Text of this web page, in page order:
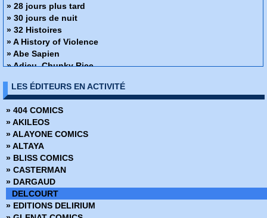
» 28 jours plus tard
» 30 jours de nuit
» 32 Histoires
» A History of Violence
» Abe Sapien
» Adieu, Chunky Rice
» Alex + Ada
» Ange ou Démon
» Apprendre à dessiner des super-héros
» Arrowsmith
» Assistante & Exécutrice
» Astronauts in trouble
» Athena
» Attoneen
» Au cœur de la tempête
» Avatar - Au coeur des ombres
» Avatar - Aux frontières de pandora
LES ÉDITEURS EN ACTIVITÉ
» 404 COMICS
» AKILEOS
» ALAYONE COMICS
» ALTAYA
» BLISS COMICS
» CASTERMAN
» DARGAUD
DELCOURT
» EDITIONS DELIRIUM